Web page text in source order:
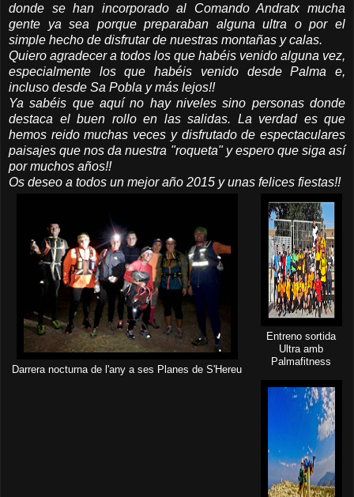
donde se han incorporado al Comando Andratx mucha
gente ya sea porque preparaban alguna ultra o por el
simple hecho de disfrutar de nuestras montañas y calas.
Quiero agradecer a todos los que habéis venido alguna vez,
especialmente los que habéis venido desde Palma e,
incluso desde Sa Pobla y más lejos!!
Ya sabéis que aquí no hay niveles sino personas donde
destaca el buen rollo en las salidas. La verdad es que
hemos reido muchas veces y disfrutado de espectaculares
paisajes que nos da nuestra "roqueta" y espero que siga así
por muchos años!!
Os deseo a todos un mejor año 2015 y unas felices fiestas!!
Darrera nocturna de l'any a ses Planes de S'Hereu
Entreno sortida
Ultra amb
Palmafitness